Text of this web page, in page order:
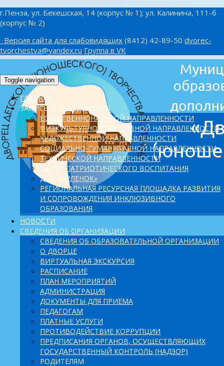
г.Пенза, ул. Бекешская, 14 (корпус № 1); ул. Калинина, 111-б
(корпус № 2)
Версия сайта для слабовидящих (8412) 42-89-50 dvorec-
tvorchestva@yandex.ru Группа в VK
Toggle navigation
ГЛАВНАЯ
ЗАПИСЬ В ОБЪЕДИНЕНИЯ
ЕСТЕСТВЕННОНАУЧНОЙ НАПРАВЛЕННОСТИ
ФИЗКУЛЬТУРНО-СПОРТИВНОЙ НАПРАВЛЕННОСТИ
ХУДОЖЕСТВЕННОЙ НАПРАВЛЕННОСТИ
СОЦИАЛЬНО-ГУМАНИТАРНОЙ НАПРАВЛЕННОСТИ
ТЕХНИЧЕСКОЙ НАПРАВЛЕННОСТИ
ЦЕНТР ПАТРИОТИЧЕСКОГО ВОСПИТАНИЯ
ДОЛ «ОРЛЕНОК»
PЕГИОНАЛЬНАЯ РЕСУРСНАЯ ПЛОЩАДКА РАЗВИТИЯ
И СОПРОВОЖДЕНИЯ ИНКЛЮЗИВНОГО
ОБРАЗОВАНИЯ
НОВОСТИ
СВЕДЕНИЯ ОБ ОРГАНИЗАЦИИ
СВЕДЕНИЯ ОБ ОБРАЗОВАТЕЛЬНОЙ ОРГАНИЗАЦИИ
О ДВОРЦЕ
ВИРТУАЛЬНАЯ ЭКСКУРСИЯ
РАСПИСАНИЕ
ПЛАН МЕРОПРИЯТИЙ
АДМИНИСТРАЦИЯ
ДОКУМЕНТЫ ДЛЯ ПРИЕМА
ПЕДАГОГАМ
ПЛАТНЫЕ УСЛУГИ
ПРОТИВОДЕЙСТВИЕ КОРРУПЦИИ
ПРЕДПИСАНИЯ ОРГАНОВ, ОСУЩЕСТВЛЯЮЩИХ
ГОСУДАРСТВЕННЫЙ КОНТРОЛЬ (НАДЗОР)
РОДИТЕЛЯМ